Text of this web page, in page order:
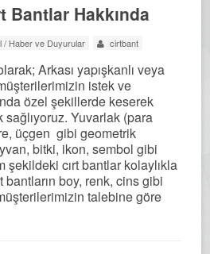
Bantlar Hakkında
/ Haber ve Duyurular cirtbant
Arkası yapışkanlı veya
istek ve
özel şekillerde keserek
sağlıyoruz. Yuvarlak (para
üçgen gibi geometrik
bitki, ikon, sembol gibi
cırt bantlar kolaylıkla
bantların boy, renk, cins gibi
talebine göre